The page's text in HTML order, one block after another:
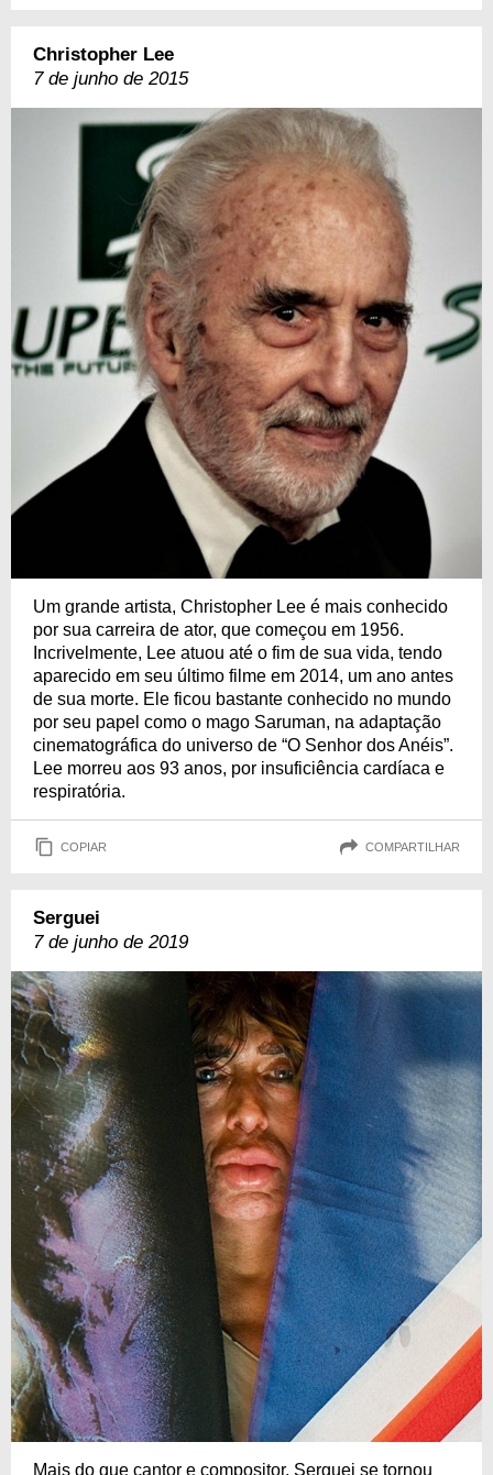
Christopher Lee
7 de junho de 2015
Um grande artista, Christopher Lee é mais conhecido
por sua carreira de ator, que começou em 1956.
Incrivelmente, Lee atuou até o fim de sua vida, tendo
aparecido em seu último filme em 2014, um ano antes
de sua morte. Ele ficou bastante conhecido no mundo
por seu papel como o mago Saruman, na adaptação
cinematográfica do universo de “O Senhor dos Anéis”.
Lee morreu aos 93 anos, por insuficiência cardíaca e
respiratória.
COPIAR COMPARTILHAR
Serguei
7 de junho de 2019
Mais do que cantor e compositor, Serguei se tornou